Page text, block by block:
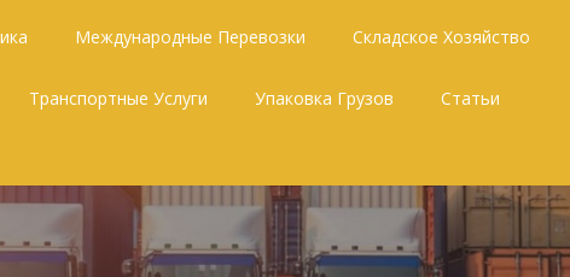
Международные Перевозки Складское Хозяйство
Транспортные Услуги Упаковка Грузов Статьи